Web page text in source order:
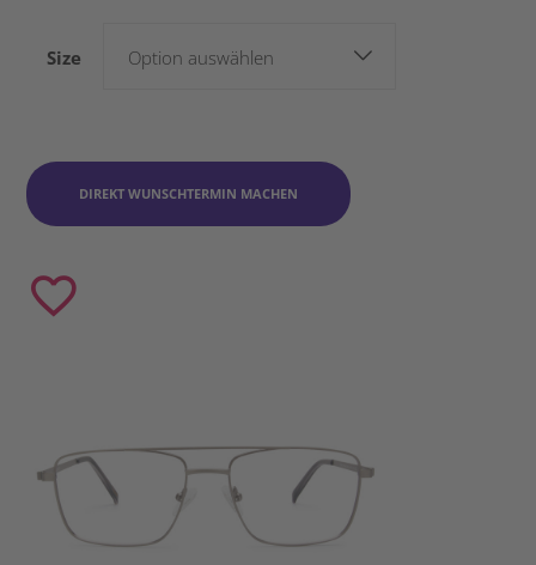
Size Option auswählen
DIREKT WUNSCHTERMIN MACHEN